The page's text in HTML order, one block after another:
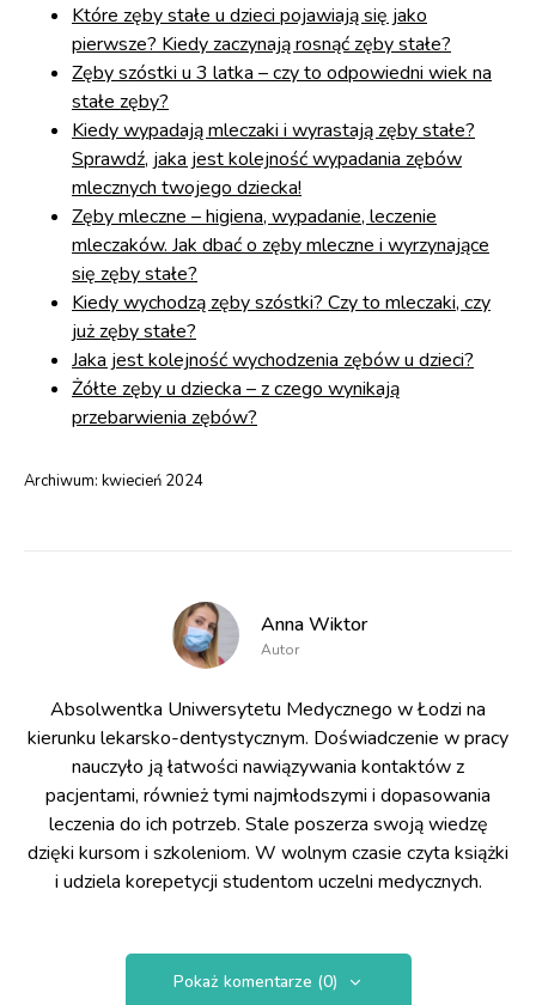
Które zęby stałe u dzieci pojawiają się jako
pierwsze? Kiedy zaczynają rosnąć zęby stałe?
Zęby szóstki u 3 latka – czy to odpowiedni wiek na
stałe zęby?
Kiedy wypadają mleczaki i wyrastają zęby stałe?
Sprawdź, jaka jest kolejność wypadania zębów
mlecznych twojego dziecka!
Zęby mleczne – higiena, wypadanie, leczenie
mleczaków. Jak dbać o zęby mleczne i wyrzynające
się zęby stałe?
Kiedy wychodzą zęby szóstki? Czy to mleczaki, czy
już zęby stałe?
Jaka jest kolejność wychodzenia zębów u dzieci?
Żółte zęby u dziecka – z czego wynikają
przebarwienia zębów?
Archiwum: kwiecień 2024
Anna Wiktor
Autor
Absolwentka Uniwersytetu Medycznego w Łodzi na
kierunku lekarsko-dentystycznym. Doświadczenie w pracy
nauczyło ją łatwości nawiązywania kontaktów z
pacjentami, również tymi najmłodszymi i dopasowania
leczenia do ich potrzeb. Stale poszerza swoją wiedzę
dzięki kursom i szkoleniom. W wolnym czasie czyta książki
i udziela korepetycji studentom uczelni medycznych.
Pokaż komentarze (0)